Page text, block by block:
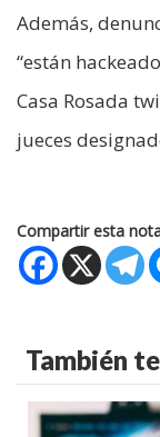
Además,
“están
Casa Rosada
jueces
Compartir esta
También